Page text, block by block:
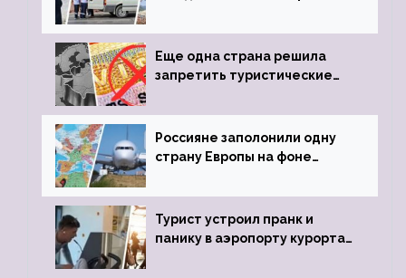
пистолета
Еще одна страна решила
запретить туристические
Россияне заполонили одну
страну Европы на фоне
виз
Турист устроил пранк и
панику в аэропорту курорта,